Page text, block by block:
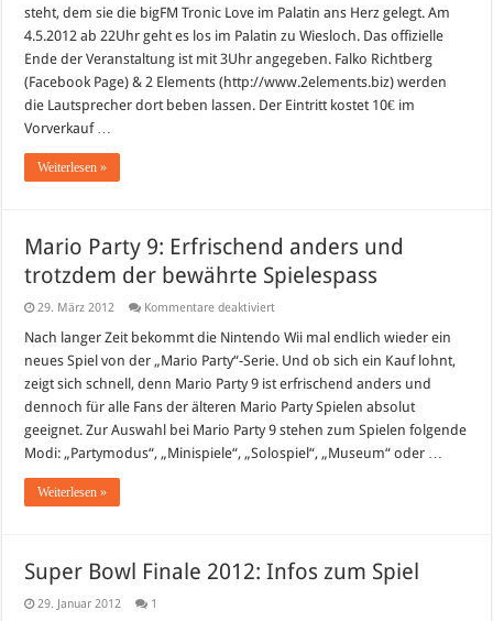
&
bigFM
Partynight
im
Palatin
Wiesloch
steht, dem sie die bigFM Tronic Love im Palatin ans Herz gelegt. Am
4.5.2012 ab 22Uhr geht es los im Palatin zu Wiesloch. Das offizielle
Ende der Veranstaltung ist mit 3Uhr angegeben. Falko Richtberg
(Facebook Page) & 2 Elements (http://www.2elements.biz) werden
die Lautsprecher dort beben lassen. Der Eintritt kostet 10€ im
Vorverkauf …
Weiterlesen »
Mario Party 9: Erfrischend anders und
trotzdem der bewährte Spielespass
29. März 2012 Kommentare deaktiviertfür
Party
Erfrischend
anders
und
trotzdem
bewährte
Spielespass
Nach langer Zeit bekommt die Nintendo Wii mal endlich wieder ein
neues Spiel von der „Mario Party“-Serie. Und ob sich ein Kauf lohnt,
zeigt sich schnell, denn Mario Party 9 ist erfrischend anders und
dennoch für alle Fans der älteren Mario Party Spielen absolut
geeignet. Zur Auswahl bei Mario Party 9 stehen zum Spielen folgende
Modi: „Partymodus“, „Minispiele“, „Solospiel“, „Museum“ oder …
Weiterlesen »
Super Bowl Finale 2012: Infos zum Spiel
29. Januar 2012 1